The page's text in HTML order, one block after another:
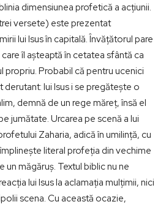
dimensiunea profetică a acțiunii.
versete) este prezentat
lui Isus în capitală. Învățătorul pare
îl așteaptă în cetatea sfântă ca
propriu. Probabil că pentru ucenici
lui Isus i se pregătește o
demnă de un rege măreț, însă el
jumătate. Urcarea pe scenă a lui
Zaharia, adică în umilință, cu
literal profeția din vechime
un măgăruș. Textul biblic nu ne
lui Isus la aclamația mulțimii, nici
scena. Cu această ocazie,